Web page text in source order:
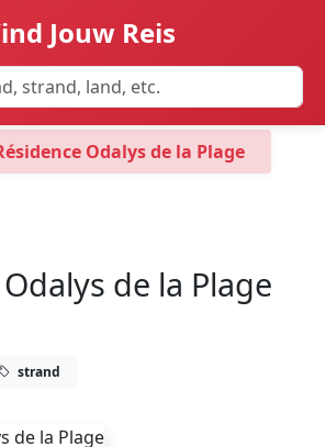
Jouw Reis
Odalys de la Plage
de la Plage
strand